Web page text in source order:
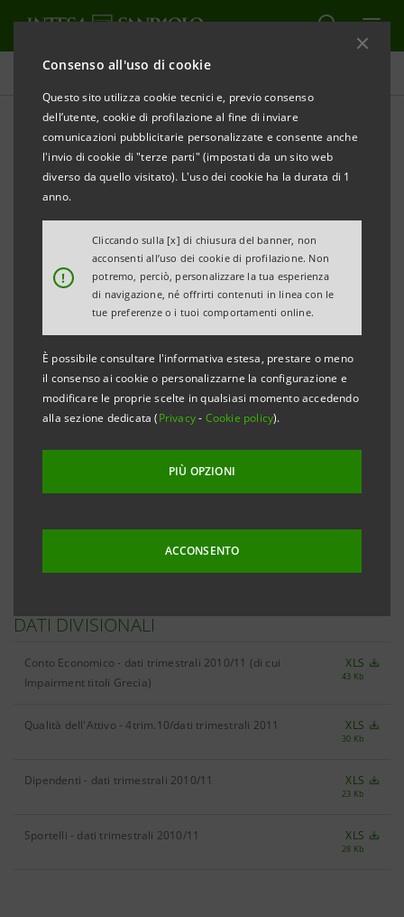
Consenso all'uso di cookie
Questo sito utilizza cookie tecnici e, previo consenso
dell’utente, cookie di profilazione al fine di inviare
comunicazioni pubblicitarie personalizzate e consente anche
l'invio di cookie di "terze parti" (impostati da un sito web
diverso da quello visitato). L'uso dei cookie ha la durata di 1
anno.
!
Cliccando sulla [x] di chiusura del banner, non
acconsenti all’uso dei cookie di profilazione. Non
potremo, perciò, personalizzare la tua esperienza
di navigazione, né offrirti contenuti in linea con le
tue preferenze o i tuoi comportamenti online.
È possibile consultare l'informativa estesa, prestare o meno
il consenso ai cookie o personalizzarne la configurazione e
modificare le proprie scelte in qualsiasi momento accedendo
alla sezione dedicata (Privacy- Cookie policy).
PIÙ OPZIONI
ACCONSENTO
Database cifre chiave
Database cifre chiave 3trim.
11
AGGIORNA
I dati qui contenuti hanno carattere esclusivamente
documenti ufficiali del Gruppo Intesa Sanpaolo.
DATI DIVISIONALI
Conto Economico - dati trimestrali 2010/11 (di cui
Impairment titoli Grecia)
XLS
43 Kb
Qualità dell'Attivo - 4trim.10/dati trimestrali 2011 XLS
30 Kb
Dipendenti - dati trimestrali 2010/11 XLS
23 Kb
Sportelli - dati trimestrali 2010/11 XLS
28 Kb